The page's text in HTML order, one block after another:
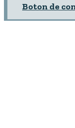
Boton de